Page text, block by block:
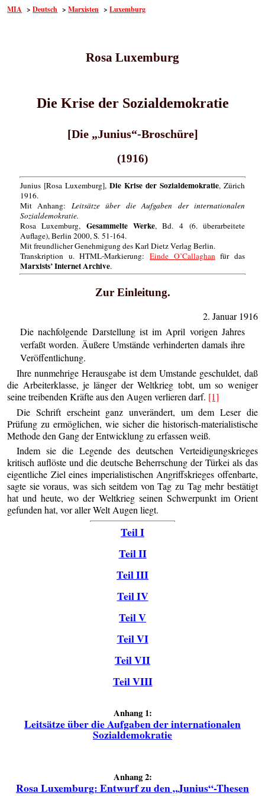
MIA >Deutsch >Marxisten >Luxemburg
Rosa Luxemburg
Die Krise der Sozialdemokratie
[Die „Junius“-Broschüre]
(1916)
Junius [Rosa Luxemburg], Die Krise der Sozialdemokratie, Zürich
1916.
Mit Anhang: Leitsätze über die Aufgaben der internationalen
Sozialdemokratie.
Rosa Luxemburg, Gesammelte Werke, Bd. 4 (6. überarbeitete
Auflage), Berlin 2000, S. 51-164.
Mit freundlicher Genehmigung des Karl Dietz Verlag Berlin.
Transkription u. HTML-Markierung: Einde O’Callaghan für das
Marxists’ Internet Archive.
Zur Einleitung.
2. Januar 1916
Die nachfolgende Darstellung ist im April vorigen Jahres
verfaßt worden. Äußere Umstände verhinderten damals ihre
Veröffentlichung.
Ihre nunmehrige Herausgabe ist dem Umstande geschuldet, daß
die Arbeiterklasse, je länger der Weltkrieg tobt, um so weniger
seine treibenden Kräfte aus den Augen verlieren darf. [1]
Die Schrift erscheint ganz unverändert, um dem Leser die
Prüfung zu ermöglichen, wie sicher die historisch-materialistische
Methode den Gang der Entwicklung zu erfassen weiß.
Indem sie die Legende des deutschen Verteidigungskrieges
kritisch auflöste und die deutsche Beherrschung der Türkei als das
eigentliche Ziel eines imperialistischen Angriffskrieges offenbarte,
sagte sie voraus, was sich seitdem von Tag zu Tag mehr bestätigt
hat und heute, wo der Weltkrieg seinen Schwerpunkt im Orient
gefunden hat, vor aller Welt Augen liegt.
Teil I
Teil II
Teil III
Teil IV
Teil V
Teil VI
Teil VII
Teil VIII
Anhang 1:
Leitsätze über die Aufgaben der internationalen
Sozialdemokratie
Anhang 2:
Rosa Luxemburg: Entwurf zu den „Junius“-Thesen